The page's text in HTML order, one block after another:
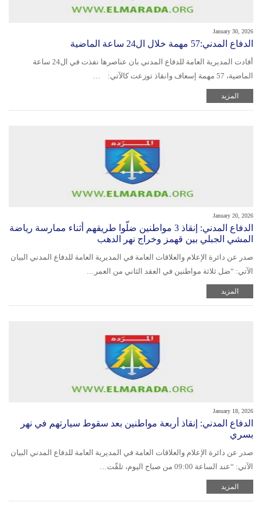
January 30, 2026
الدفاع المدني:57 مهمة خلال ال24 ساعة الماضية
أفادت المديرية العامة للدفاع المدني بان عناصرها نفذت في ال24 ساعة
الماضية، 57 مهمة إسعاف وانقاذ توزعت كالآتي: …
المزيد
January 20, 2026
الدفاع المدني: إنقاذ 3 مواطنين ضلّوا طريقهم أثناء ممارسة رياضة
المشي الجبلي بين قهمز وخراج نهر الدهب
صدر عن دائرة الإعلام والعلاقات العامة في المديرية العامة للدفاع المدني البيان
الآتي: “ضل ثلاثة مواطنين في العقد الثاني من العمر…
المزيد
January 18, 2026
الدفاع المدني: إنقاذ أربعة مواطنين بعد سقوط سيارتهم في نهر
بسري
صدر عن دائرة الإعلام والعلاقات العامة في المديرية العامة للدفاع المدني البيان
الآتي: “عند الساعة 09:00 من صباح اليوم، تلقّت…
المزيد